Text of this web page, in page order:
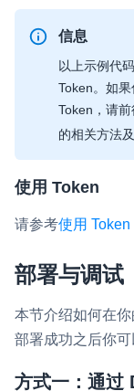
信息
以上示例代
Token。如
Token，请前
的相关方法
使用 Token
请参考使用 Token
部署与调试
本节介绍如何在你
部署成功之后你可
方式一：通过